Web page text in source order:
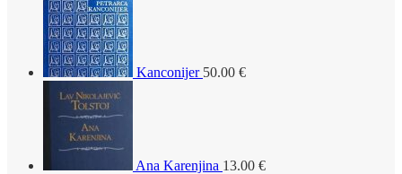
Kanconijer 50.00 €
Ana Karenjina 13.00 €